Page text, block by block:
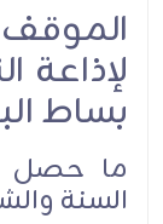
الموقف
لإذاعة
بساط
ما حصل
السنة